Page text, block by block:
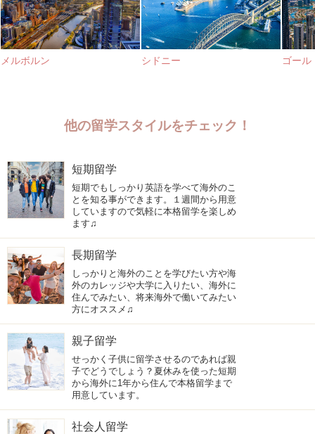
メルボルン シドニー ゴール
他の留学スタイルをチェック！
短期留学
短期でもしっかり英語を学べて海外のこ
とを知る事ができます。１週間から用意
していますので気軽に本格留学を楽しめ
ます♫
長期留学
しっかりと海外のことを学びたい方や海
外のカレッジや大学に入りたい、海外に
住んでみたい、将来海外で働いてみたい
方にオススメ♫
親子留学
せっかく子供に留学させるのであれば親
子でどうでしょう？夏休みを使った短期
から海外に1年から住んで本格留学まで
用意しています。
社会人留学